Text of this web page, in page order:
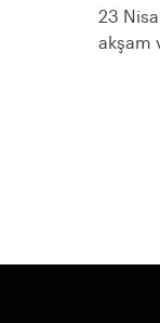
23
akşam